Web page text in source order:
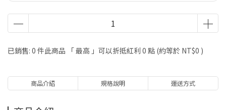
已銷售: 0 件此商品 「 最高 」可以折抵紅利 0 點 (約等於 NT$0 )
商品介紹 規格說明 運送方式